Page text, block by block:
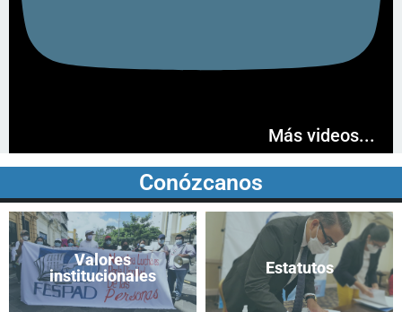
Más videos...
Conózcanos
Valores
institucionales
Estatutos